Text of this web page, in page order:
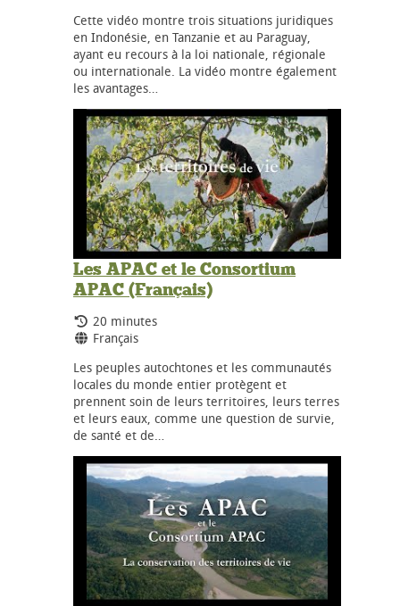
Cette vidéo montre trois situations juridiques
en Indonésie, en Tanzanie et au Paraguay,
ayant eu recours à la loi nationale, régionale
ou internationale. La vidéo montre également
les avantages…
Les APAC et le Consortium
APAC (Français)
Durée:
20 minutes
Langues:
Français
Les peuples autochtones et les communautés
locales du monde entier protègent et
prennent soin de leurs territoires, leurs terres
et leurs eaux, comme une question de survie,
de santé et de…